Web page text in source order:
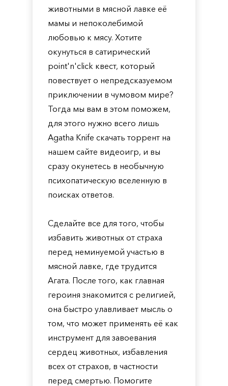
животными в мясной лавке её
мамы и непоколебимой
любовью к мясу. Хотите
окунуться в сатирический
point'n'click квест, который
повествует о непредсказуемом
приключении в чумовом мире?
Тогда мы вам в этом поможем,
для этого нужно всего лишь
Agatha Knife скачать торрент на
нашем сайте видеоигр, и вы
сразу окунетесь в необычную
психопатическую вселенную в
поисках ответов.
Сделайте все для того, чтобы
избавить животных от страха
перед неминуемой участью в
мясной лавке, где трудится
Агата. После того, как главная
героиня знакомится с религией,
она быстро улавливает мысль о
том, что может применять её как
инструмент для завоевания
сердец животных, избавления
всех от страхов, в частности
перед смертью. Помогите